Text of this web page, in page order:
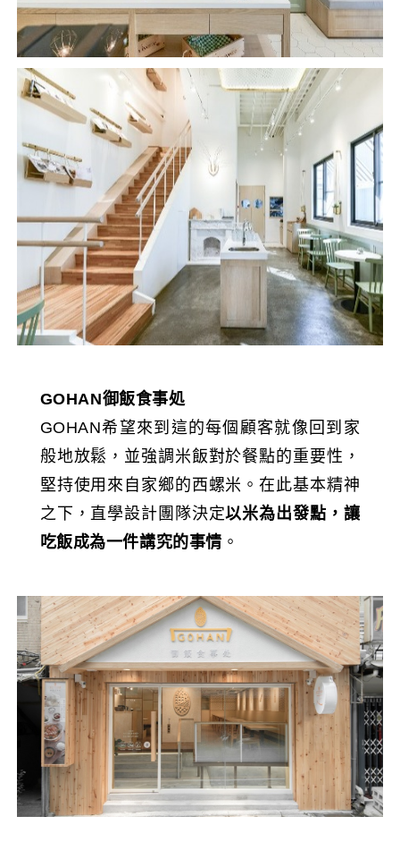
GOHAN御飯食事処
GOHAN希望來到這的每個顧客就像回到家
般地放鬆，並強調米飯對於餐點的重要性，
堅持使用來自家鄉的西螺米。在此基本精神
之下，直學設計團隊決定以米為出發點，讓
吃飯成為一件講究的事情 。